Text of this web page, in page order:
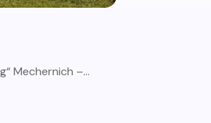
Mechernich –...